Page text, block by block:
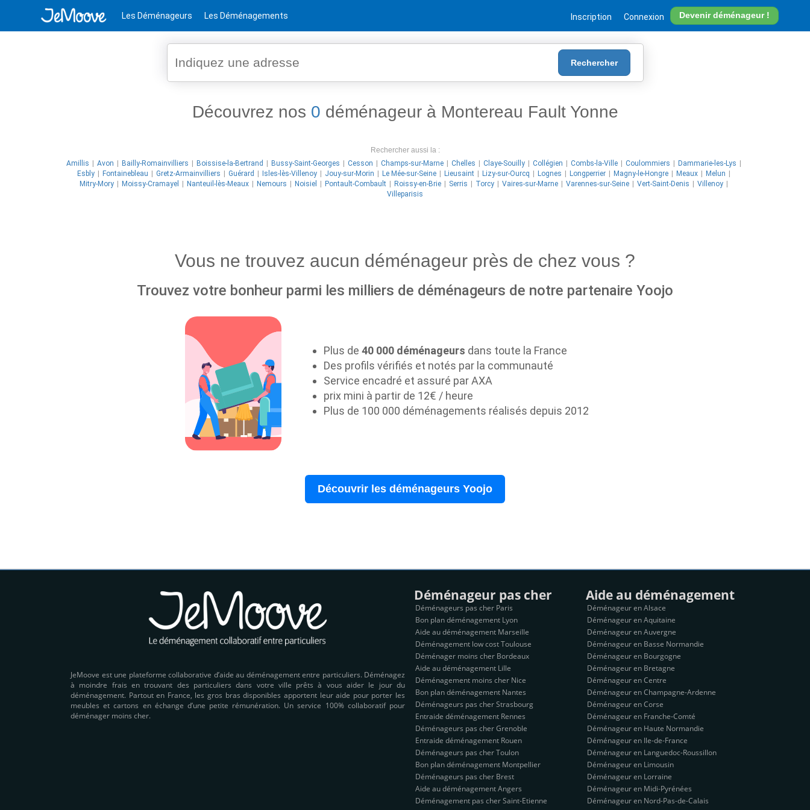
Les Déménageurs Les Déménagements Inscription Connexion Devenir déménageur !
Rechercher
Découvrez nos 0 déménageur à Montereau Fault Yonne
Rechercher aussi la :
Amillis
Avon Bailly-Romainvilliers Boissise-la-Bertrand Bussy-Saint-Georges Cesson Champs-sur-Marne Chelles Claye-Souilly Collégien Combs-la-Ville Coulommiers
Dammarie-les-Lys
Esbly
Fontainebleau Gretz-Armainvilliers Guérard Isles-lès-Villenoy Jouy-sur-Morin Le Mée-sur-Seine Lieusaint Lizy-sur-Ourcq Lognes Longperrier Magny-le-Hongre Meaux
Melun
Mitry-Mory
Moissy-Cramayel Nanteuil-lès-Meaux Nemours Noisiel Pontault-Combault Roissy-en-Brie Serris Torcy Vaires-sur-Marne Varennes-sur-Seine Vert-Saint-Denis
Villenoy
Villeparisis
Vous ne trouvez aucun déménageur près de chez vous ?
Trouvez votre bonheur parmi les milliers de déménageurs de notre partenaire Yoojo
Plus de 40 000 déménageurs dans toute la France
Des profils vérifiés et notés par la communauté
Service encadré et assuré par AXA
prix mini à partir de 12€ / heure
Plus de 100 000 déménagements réalisés depuis 2012
Découvrir les déménageurs Yoojo
JeMoove est une plateforme collaborative d’aide au déménagement entre particuliers. Déménagez
à moindre frais en trouvant des particuliers dans votre ville prêts à vous aider le jour du
déménagement. Partout en France, les gros bras disponibles apportent leur aide pour porter les
meubles et cartons en échange d’une petite rémunération. Un service 100% collaboratif pour
déménager moins cher.
Déménageur pas cher
Déménageurs pas cher Paris
Bon plan déménagement Lyon
Aide au déménagement Marseille
Déménagement low cost Toulouse
Déménager moins cher Bordeaux
Aide au déménagement Lille
Déménagement moins cher Nice
Bon plan déménagement Nantes
Déménageurs pas cher Strasbourg
Entraide déménagement Rennes
Déménageurs pas cher Grenoble
Entraide déménagement Rouen
Déménageurs pas cher Toulon
Bon plan déménagement Montpellier
Déménageurs pas cher Brest
Aide au déménagement Angers
Déménagement pas cher Saint-Etienne
Aide au déménagement
Déménageur en Alsace
Déménageur en Aquitaine
Déménageur en Auvergne
Déménageur en Basse Normandie
Déménageur en Bourgogne
Déménageur en Bretagne
Déménageur en Centre
Déménageur en Champagne-Ardenne
Déménageur en Corse
Déménageur en Franche-Comté
Déménageur en Haute Normandie
Déménageur en Ile-de-France
Déménageur en Languedoc-Roussillon
Déménageur en Limousin
Déménageur en Lorraine
Déménageur en Midi-Pyrénées
Déménageur en Nord-Pas-de-Calais